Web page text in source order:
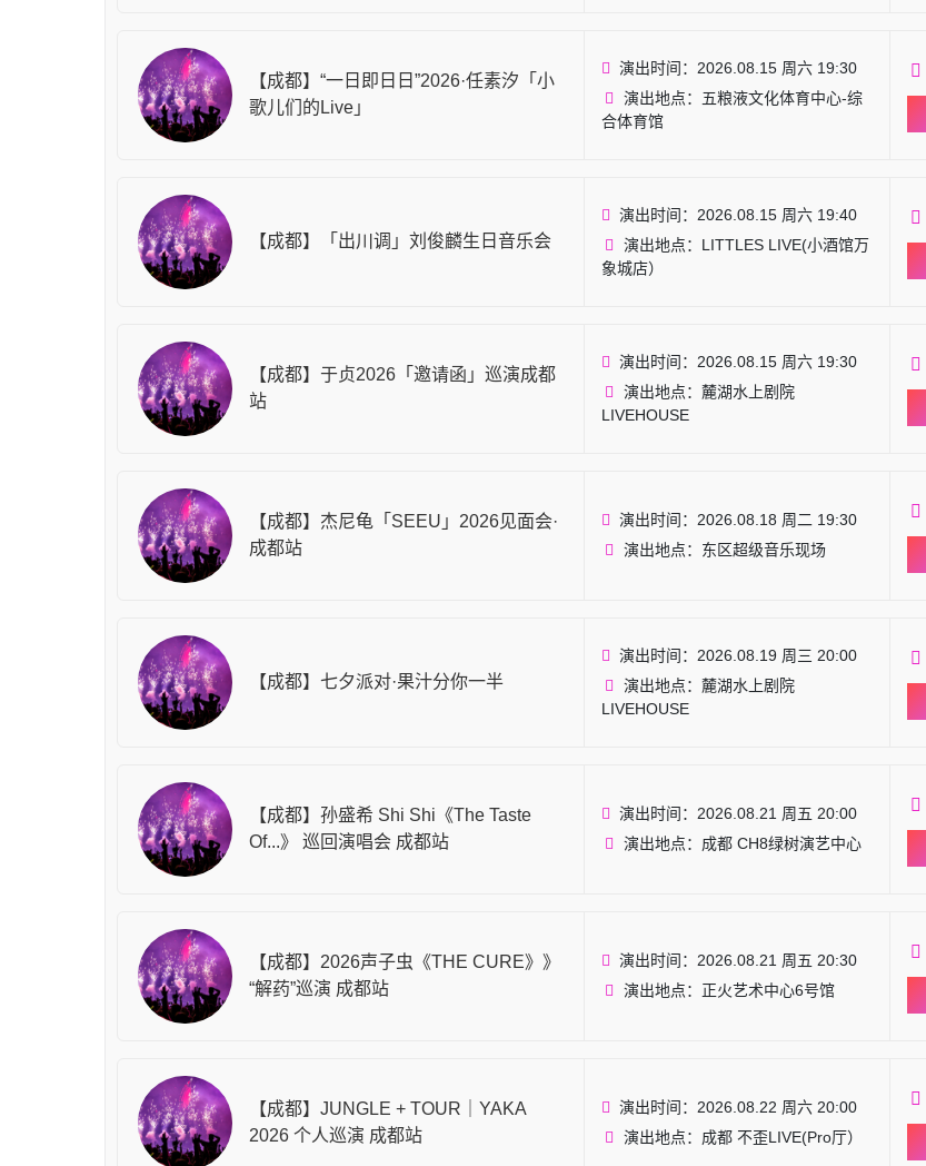
【成都】“一日即日日”2026·任素汐「小
歌儿们的Live」
演出时间：2026.08.15 周六 19:30
演出地点：五粮液文化体育中心-综
合体育馆
【成都】「出川调」刘俊麟生日音乐会
演出时间：2026.08.15 周六 19:40
演出地点：LITTLES LIVE(小酒馆万
象城店）
【成都】于贞2026「邀请函」巡演成都
站
演出时间：2026.08.15 周六 19:30
演出地点：麓湖水上剧院
LIVEHOUSE
【成都】杰尼龟「SEEU」2026见面会·
成都站
演出时间：2026.08.18 周二 19:30
演出地点：东区超级音乐现场
【成都】七夕派对·果汁分你一半
演出时间：2026.08.19 周三 20:00
演出地点：麓湖水上剧院
LIVEHOUSE
【成都】孙盛希 Shi Shi《The Taste
Of...》 巡回演唱会 成都站
演出时间：2026.08.21 周五 20:00
演出地点：成都 CH8绿树演艺中心
【成都】2026声子虫《THE CURE》》
“解药”巡演 成都站
演出时间：2026.08.21 周五 20:30
演出地点：正火艺术中心6号馆
【成都】JUNGLE + TOUR｜YAKA
2026 个人巡演 成都站
演出时间：2026.08.22 周六 20:00
演出地点：成都 不歪LIVE(Pro厅）